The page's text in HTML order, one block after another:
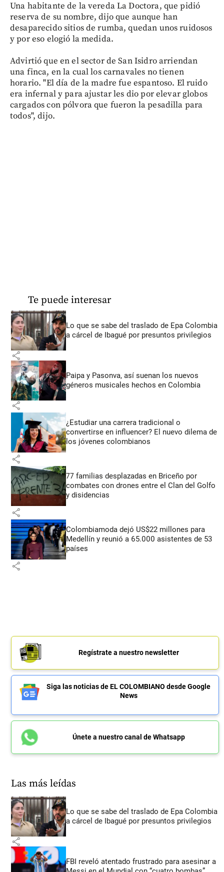
Una habitante de la vereda La Doctora, que pidió
reserva de su nombre, dijo que aunque han
desaparecido sitios de rumba, quedan unos ruidosos
y por eso elogió la medida.
Advirtió que en el sector de San Isidro arriendan
una finca, en la cual los carnavales no tienen
horario. "El día de la madre fue espantoso. El ruido
era infernal y para ajustar les dio por elevar globos
cargados con pólvora que fueron la pesadilla para
todos", dijo.
Te puede interesar
Lo que se sabe del traslado de Epa Colombia
a cárcel de Ibagué por presuntos privilegios
share
Paipa y Pasonva, así suenan los nuevos
géneros musicales hechos en Colombia
share
¿Estudiar una carrera tradicional o
convertirse en influencer? El nuevo dilema de
los jóvenes colombianos
share
77 familias desplazadas en Briceño por
combates con drones entre el Clan del Golfo
y disidencias
share
Colombiamoda dejó US$22 millones para
Medellín y reunió a 65.000 asistentes de 53
países
share
Regístrate a nuestro newsletter
Siga las noticias de EL COLOMBIANO desde Google
News
Únete a nuestro canal de Whatsapp
Las más leídas
Lo que se sabe del traslado de Epa Colombia
a cárcel de Ibagué por presuntos privilegios
share
FBI reveló atentado frustrado para asesinar a